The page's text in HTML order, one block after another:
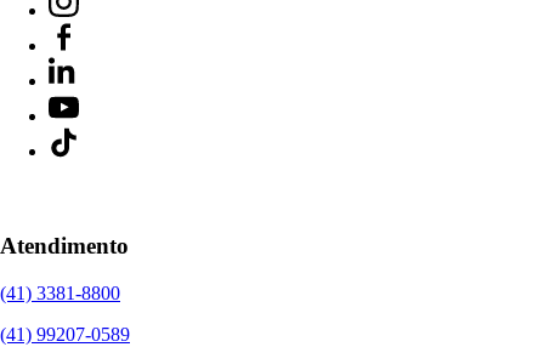
Atendimento
(41) 3381-8800
(41) 99207-0589